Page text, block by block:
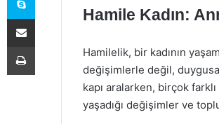
Hamile Kadın:
Hamilelik, bir kadının
değişimlerle değil,
kapı aralarken, birçok
yaşadığı değişimler ve
E-Posta ile paylaş